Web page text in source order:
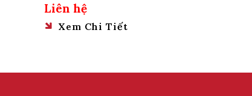
Liên hệ
Xem Chi Tiết